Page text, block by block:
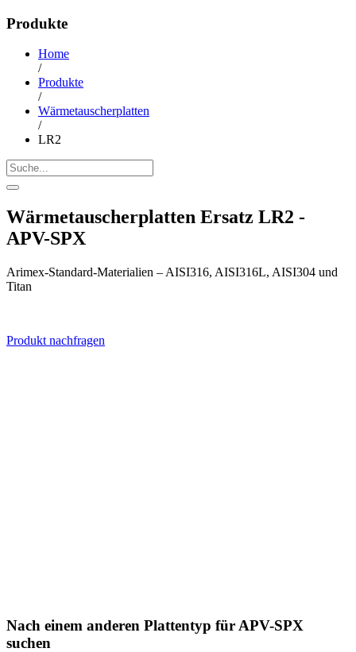
Produkte
Home
/
Produkte
/
Wärmetauscherplatten
/
LR2
Wärmetauscherplatten Ersatz LR2 -
APV-SPX
Arimex-Standard-Materialien – AISI316, AISI316L, AISI304 und
Titan
Produkt nachfragen
Nach einem anderen Plattentyp für APV-SPX
suchen